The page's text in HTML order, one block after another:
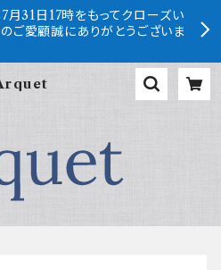
月31日17時をもってクローズい
ご愛顧誠にありがとうございま